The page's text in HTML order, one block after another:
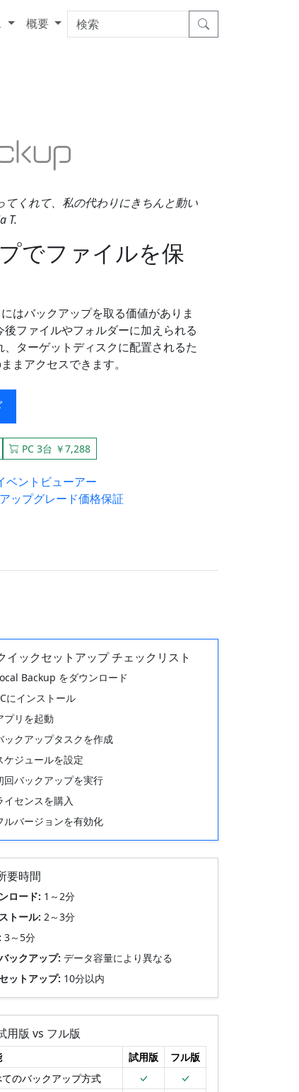
概要
くれて、私の代わりにきちんと動い
T.
でファイルを保
はバックアップを取る価値がありま
ファイルやフォルダーに加えられる
ターゲットディスクに配置されるた
まアクセスできます。
PC 3台 ￥7,288
ベントビューアー
アップグレード価格保証
イックセットアップ チェックリスト
Backup をダウンロード
にインストール
プリを起動
ックアップタスクを作成
ケジュールを設定
回バックアップを実行
イセンスを購入
ルバージョンを有効化
要時間
ロード: 1～2分
トール: 2～3分
3～5分
ックアップ: データ容量により異なる
ットアップ: 10分以内
用版 vs フル版
試用版
フル版
のバックアップ方式